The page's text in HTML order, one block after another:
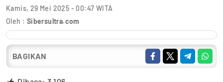
Kamis, 29 Mei 2025 - 00:47 WITA
Oleh : Sibersultra.com
BAGIKAN